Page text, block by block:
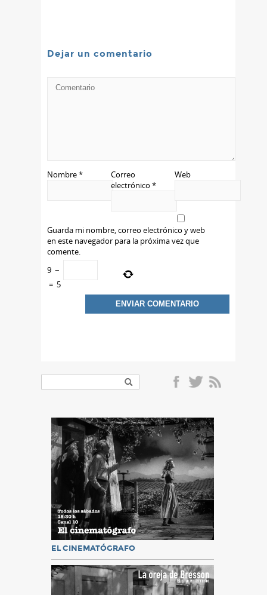
Dejar un comentario
Nombre*
Correo
electrónico*
Web
Guarda mi nombre, correo electrónico y web
en este navegador para la próxima vez que
comente.
9 −
= 5
EL CINEMATÓGRAFO